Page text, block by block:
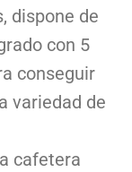
dispone de
con 5
conseguir
variedad de
cafetera